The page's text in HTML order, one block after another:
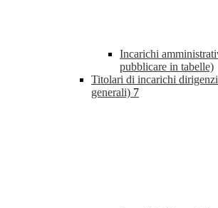
Incarichi
pubblicare in tabelle)
Titolari di incarichi
generali) 7